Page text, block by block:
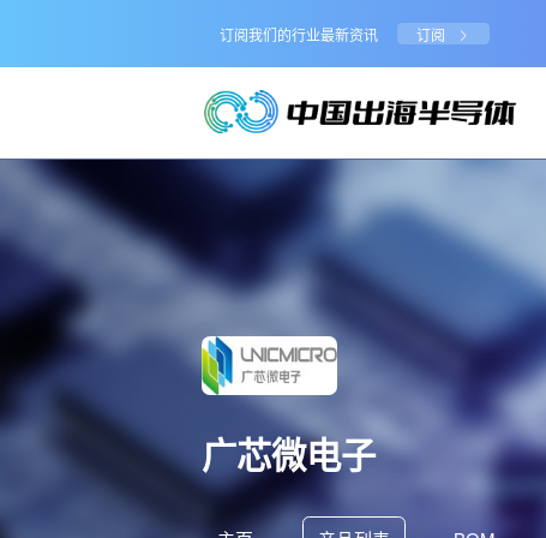
订阅我们的行业最新资讯 订阅
广芯微电子